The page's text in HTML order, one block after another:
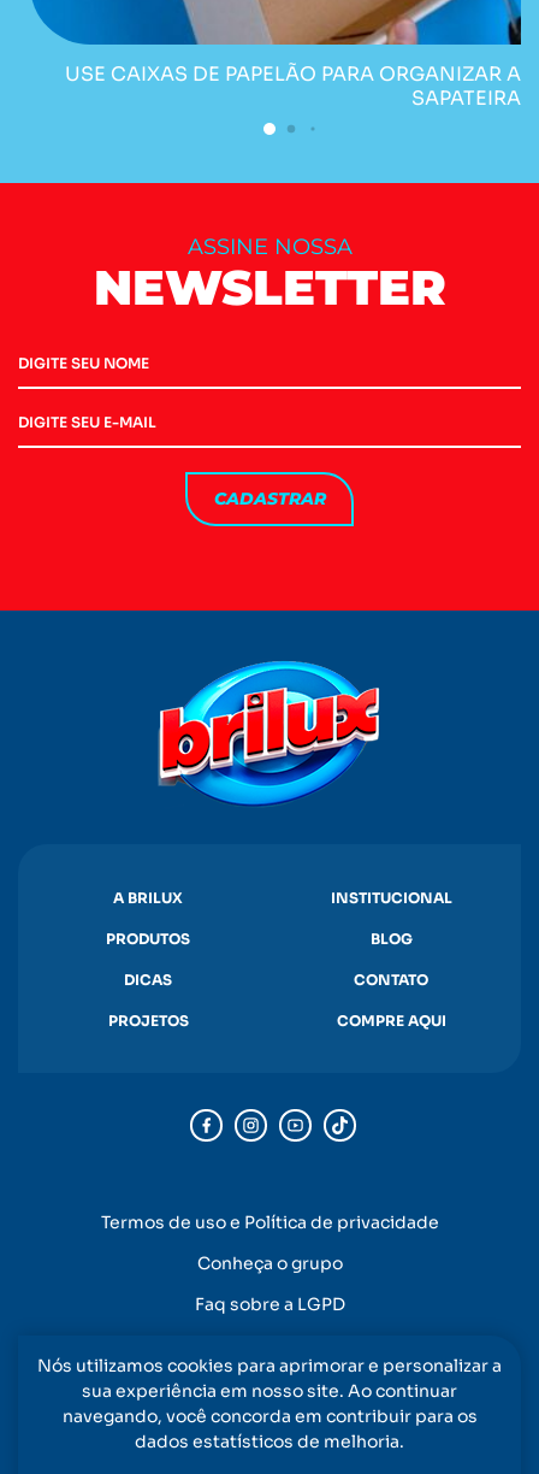
USE CAIXAS DE PAPELÃO PARA ORGANIZAR A
SAPATEIRA
ASSINE NOSSA
NEWSLETTER
CADASTRAR
A BRILUX
PRODUTOS
DICAS
PROJETOS
INSTITUCIONAL
BLOG
CONTATO
COMPRE AQUI
Termos de uso e Política de privacidade
Conheça o grupo
Faq sobre a LGPD
Nós utilizamos cookies para aprimorar e personalizar a
sua experiência em nosso site. Ao continuar
navegando, você concorda em contribuir para os
dados estatísticos de melhoria.